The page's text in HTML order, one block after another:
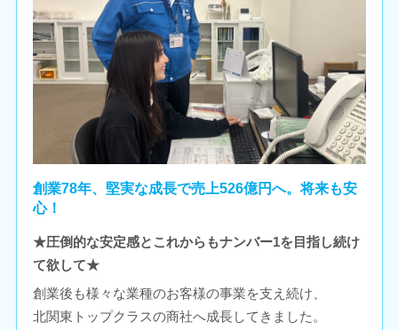
創業78年、堅実な成長で売上526億円へ。将来も安
心！
★圧倒的な安定感とこれからもナンバー1を目指し続け
て欲して★
創業後も様々な業種のお客様の事業を支え続け、
北関東トップクラスの商社へ成長してきました。